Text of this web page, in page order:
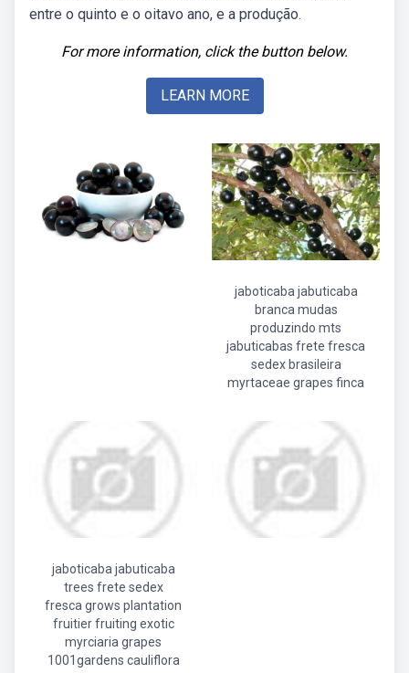
entre o quinto e o oitavo ano, e a produção.
For more information, click the button below.
LEARN MORE
jaboticaba jabuticaba
branca mudas
produzindo mts
jabuticabas frete fresca
sedex brasileira
myrtaceae grapes finca
jaboticaba jabuticaba
trees frete sedex
fresca grows plantation
fruitier fruiting exotic
myrciaria grapes
1001gardens cauliflora